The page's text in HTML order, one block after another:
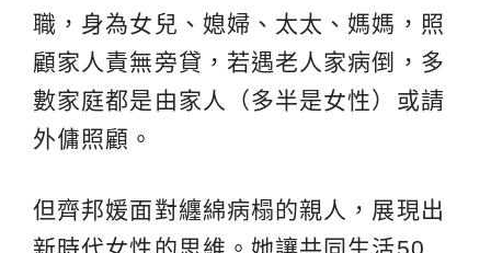
職，身為女兒、媳婦、太太、媽媽，照
顧家人責無旁貸，若遇老人家病倒，多
數家庭都是由家人（多半是女性）或請
外傭照顧。
但齊邦媛面對纏綿病榻的親人，展現出
新時代女性的思維。她讓共同生活50